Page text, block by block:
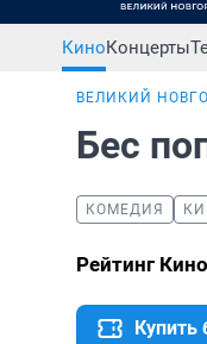
КиноКонцерты
ВЕЛИКИЙ
Бес
КОМЕДИЯ
Рейтинг
Купить